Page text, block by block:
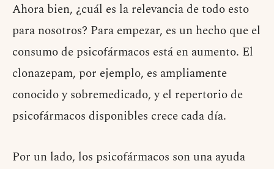
Ahora bien, ¿cuál es la relevancia de todo esto
para nosotros? Para empezar, es un hecho que el
consumo de psicofármacos está en aumento. El
clonazepam, por ejemplo, es ampliamente
conocido y sobremedicado, y el repertorio de
psicofármacos disponibles crece cada día.
Por un lado, los psicofármacos son una ayuda